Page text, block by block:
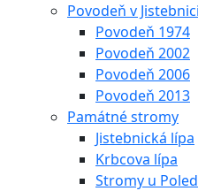
Povodeň v Jistebnici
Povodeň 1974
Povodeň 2002
Povodeň 2006
Povodeň 2013
Památné stromy
Jistebnická lípa
Krbcova lípa
Stromy u